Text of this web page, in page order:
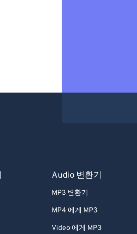
Audio 변환기
MP3 변환기
MP4 에게 MP3
Video 에게 MP3